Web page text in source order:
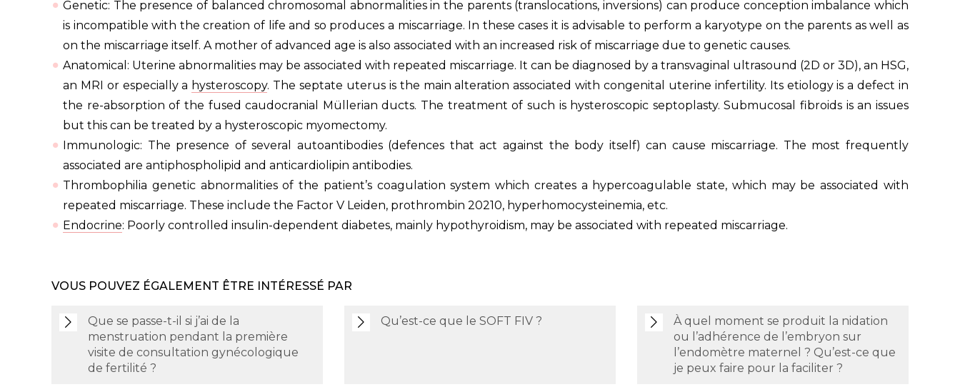
Genetic: The presence of balanced chromosomal abnormalities in the parents (translocations, inversions) can produce conception imbalance which
is incompatible with the creation of life and so produces a miscarriage. In these cases it is advisable to perform a karyotype on the parents as well as
on the miscarriage itself. A mother of advanced age is also associated with an increased risk of miscarriage due to genetic causes.
Anatomical: Uterine abnormalities may be associated with repeated miscarriage. It can be diagnosed by a transvaginal ultrasound (2D or 3D), an HSG,
an MRI or especially a hysteroscopy. The septate uterus is the main alteration associated with congenital uterine infertility. Its etiology is a defect in
the re-absorption of the fused caudocranial Müllerian ducts. The treatment of such is hysteroscopic septoplasty. Submucosal fibroids is an issues
but this can be treated by a hysteroscopic myomectomy.
Immunologic: The presence of several autoantibodies (defences that act against the body itself) can cause miscarriage. The most frequently
associated are antiphospholipid and anticardiolipin antibodies.
Thrombophilia genetic abnormalities of the patient’s coagulation system which creates a hypercoagulable state, which may be associated with
repeated miscarriage. These include the Factor V Leiden, prothrombin 20210, hyperhomocysteinemia, etc.
Endocrine: Poorly controlled insulin-dependent diabetes, mainly hypothyroidism, may be associated with repeated miscarriage.
VOUS POUVEZ ÉGALEMENT ÊTRE INTÉRESSÉ PAR
Que se passe-t-il si j’ai de la
menstruation pendant la première
visite de consultation gynécologique
de fertilité ?
Qu’est-ce que le SOFT FIV ?
À quel moment se produit la nidation
ou l’adhérence de l’embryon sur
l’endomètre maternel ? Qu’est-ce que
je peux faire pour la faciliter ?